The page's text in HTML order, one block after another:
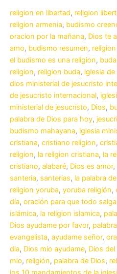
religion en libertad, religion
religion armenia, budismo
oracion por la mañana, Dios te
amo, budismo resumen,
el budismo es una religion,
religion, religion buda, iglesia
dios ministerial de jesucristo
de jesucristo internacional,
ministerial de jesucristo, Dios,
palabra de Dios para hoy,
budismo mahayana, iglesia
cristiana, cristiano religion,
religion, la religion cristiana, la
cristiano, alabaré, Dios es amor,
santeria, santerias, la palabra
religion yoruba, yoruba religión,
día, oración para que todo
islámica, la religion islamica,
Dios ayudame por favor,
evangelista, ayudame señor,
dia, Dios mio ayudame, Dios
mio, religión, palabra de Dios,